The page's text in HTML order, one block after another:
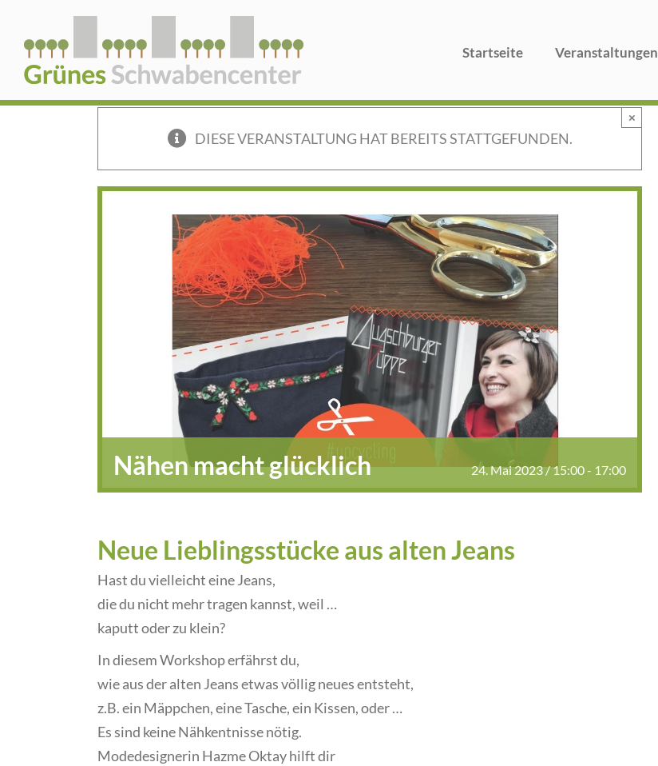
springen
Startseite Veranstaltungen
DIESE VERANSTALTUNG HAT BEREITS STATTGEFUNDEN.
×
Nähen macht glücklich 24. Mai 2023 / 15:00- 17:00
Neue Lieblingsstücke aus alten Jeans
Hast du vielleicht eine Jeans,
die du nicht mehr tragen kannst, weil …
kaputt oder zu klein?
In diesem Workshop erfährst du,
wie aus der alten Jeans etwas völlig neues entsteht,
z.B. ein Mäppchen, eine Tasche, ein Kissen, oder …
Es sind keine Nähkentnisse nötig.
Modedesignerin Hazme Oktay hilft dir